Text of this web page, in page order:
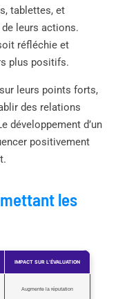
tablettes, et
leurs actions.
réfléchie et
plus positifs.
leurs points forts,
des relations
développement d’un
positivement
les
IMPACT SUR L’ÉVALUATION
Augmente la réputation